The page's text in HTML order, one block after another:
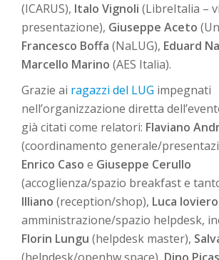
(ICARUS), Italo Vignoli (LibreItalia –
presentazione), Giuseppe Aceto
Francesco Boffa (NaLUG), Eduard
Marcello Marino (AES Italia).
Grazie ai ragazzi del LUG impegnati
nell’organizzazione diretta
già citati come relatori: Flaviano
(coordinamento generale/
Enrico Caso e Giuseppe Cerullo
(accoglienza/spazio breakfast e
Illiano (reception/shop), Luca Ioviero
amministrazione/spazio helpdesk,
Florin Lungu (helpdesk master),